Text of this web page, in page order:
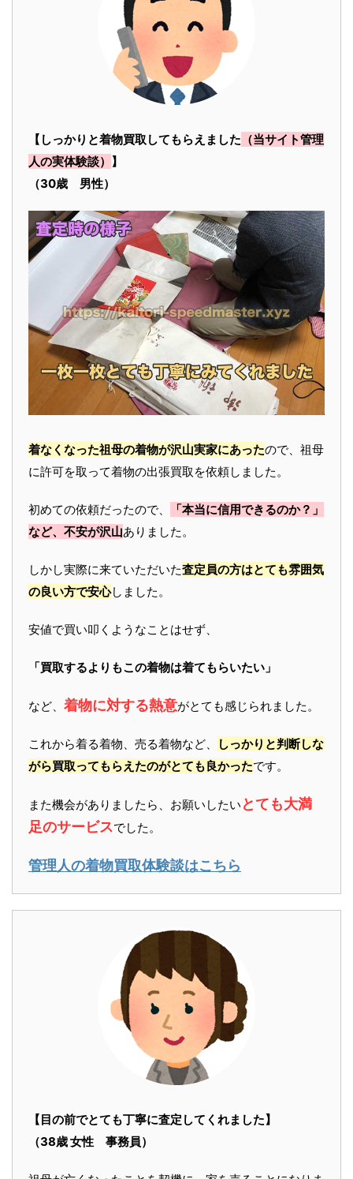
【しっかりと着物買取してもらえました （当サイト管理
人の実体験談） 】
（30歳 男性）
着なくなった祖母の着物が沢山実家にあったので、祖母
に許可を取って着物の出張買取を依頼しました。
初めての依頼だったので、
「本当に信用できるのか？」
など、不安が沢山ありました。
しかし実際に来ていただいた査定員の方はとても雰囲気
の良い方で安心しました。
安値で買い叩くようなことはせず、
「買取するよりもこの着物は着てもらいたい」
など、 着物に対する熱意がとても感じられました。
これから着る着物、売る着物など、
しっかりと判断しな
がら買取ってもらえたのがとても良かったです。
また機会がありましたら、お願いしたい とても大満
足のサービスでした。
管理人の着物買取体験談はこちら
【目の前でとても丁寧に査定してくれました】
（38歳 女性 事務員）